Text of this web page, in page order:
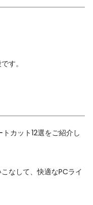
す。
カット12選をご紹介し
なして、快適なPCライ